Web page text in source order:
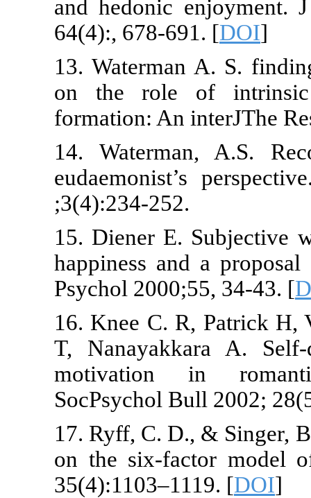
and
64(4):, 678-
13.
on the role
formation: An
14.
;3(4):234-252.
15. Diener E.
happiness
Psychol
16. Knee C.
T,
SocPsychol
17. Ryff, C.
on the six-